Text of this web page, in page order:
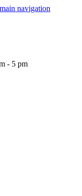
navigation
- 5 pm